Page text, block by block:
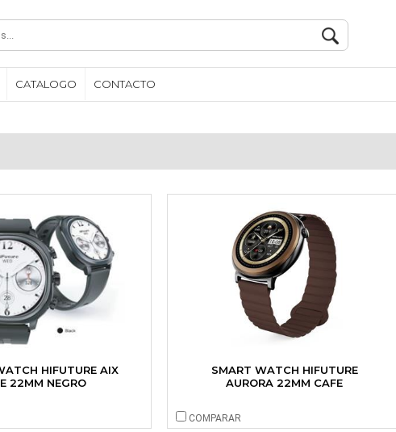
CATALOGO CONTACTO
HIFUTURE AIX
22MM NEGRO
SMART WATCH HIFUTURE
AURORA 22MM CAFE
COMPARAR